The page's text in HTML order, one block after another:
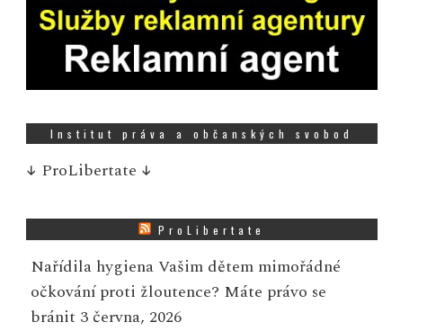
Institut práva a občanských svobod
↓ ProLibertate ↓
ProLibertate
Nařídila hygiena Vašim dětem mimořádné
očkování proti žloutence? Máte právo se
bránit 3 června, 2026